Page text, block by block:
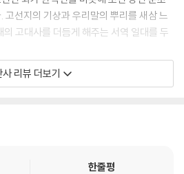
고선지의 기상과 우리말의 뿌리를 새삼 느
고대사를 더듬게 해주는 서역 일대를 두
에서 시작한다. 토르쿠트족의 땅 바인부르
몸부림치며 남긴 폐허도 찾아간다. 더불
마냥 아름답지만은 않다. 하지만 ‘죽음의
리뷰 더보기
한줄평